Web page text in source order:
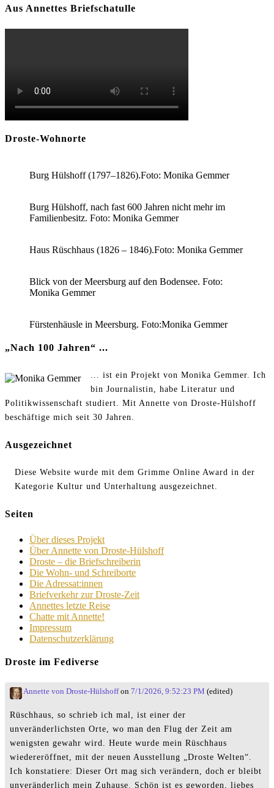
Aus Annettes Briefschatulle
Droste-Wohnorte
Burg Hülshoff (1797–1826).Foto: Monika Gemmer
Burg Hülshoff, nach fast 600 Jahren nicht mehr im
Familienbesitz. Foto: Monika Gemmer
Haus Rüschhaus (1826 – 1846).Foto: Monika Gemmer
Blick von der Meersburg auf den Bodensee. Foto:
Monika Gemmer
Fürstenhäusle in Meersburg. Foto:Monika Gemmer
„Nach 100 Jahren“ ...
... ist ein Projekt von Monika Gemmer. Ich
bin Journalistin, habe Literatur und
Politikwissenschaft studiert. Mit Annette von Droste-Hülshoff
beschäftige mich seit 30 Jahren.
Ausgezeichnet
Diese Website wurde mit dem Grimme Online Award in der
Kategorie Kultur und Unterhaltung ausgezeichnet.
Seiten
Über dieses Projekt
Über Annette von Droste-Hülshoff
Droste – die Briefschreiberin
Die Wohn- und Schreiborte
Die Adressat:innen
Briefverkehr zur Droste-Zeit
Annettes letzte Reise
Chatte mit Annette!
Impressum
Datenschutzerklärung
Droste im Fediverse
Annette von Droste-Hülshoffon 7/1/2026, 9:52:23 PM (edited)
Rüschhaus, so schrieb ich mal, ist einer der
unveränderlichsten Orte, wo man den Flug der Zeit am
wenigsten gewahr wird. Heute wurde mein Rüschhaus
wiedereröffnet, mit der neuen Ausstellung „Droste Welten“.
Ich konstatiere: Dieser Ort mag sich verändern, doch er bleibt
unveränderlich mein Zuhause. Schön ist es geworden, liebes